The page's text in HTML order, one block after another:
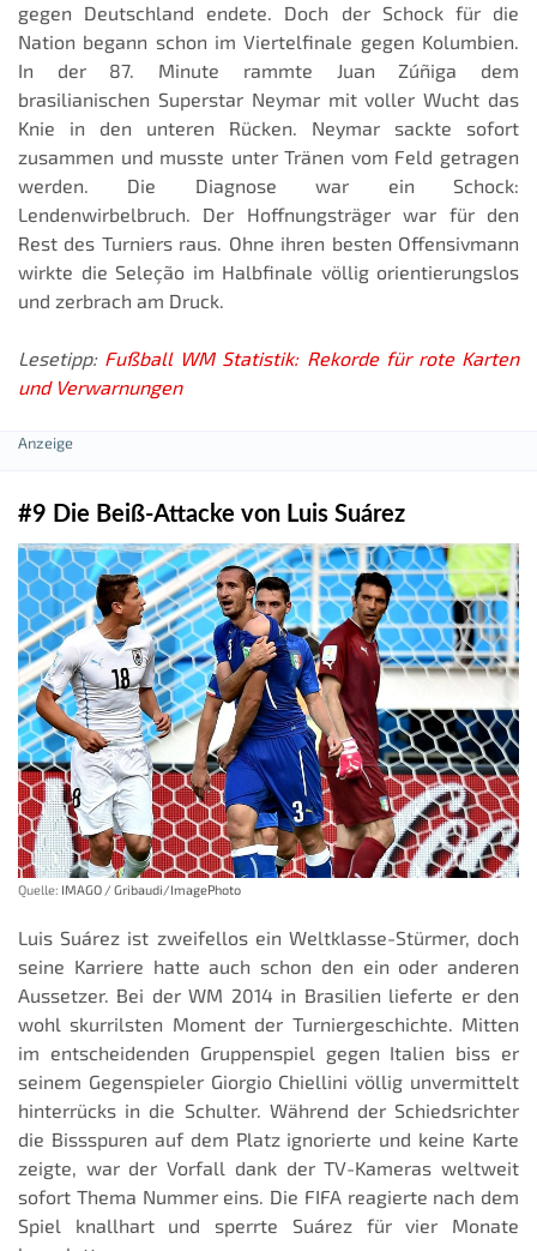
gegen Deutschland endete. Doch der Schock für die
Nation begann schon im Viertelfinale gegen Kolumbien.
In der 87. Minute rammte Juan Zúñiga dem
brasilianischen Superstar Neymar mit voller Wucht das
Knie in den unteren Rücken. Neymar sackte sofort
zusammen und musste unter Tränen vom Feld getragen
werden. Die Diagnose war ein Schock:
Lendenwirbelbruch. Der Hoffnungsträger war für den
Rest des Turniers raus. Ohne ihren besten Offensivmann
wirkte die Seleção im Halbfinale völlig orientierungslos
und zerbrach am Druck.
Lesetipp: Fußball WM Statistik: Rekorde für rote Karten
und Verwarnungen
#9 Die Beiß-Attacke von Luis Suárez
Quelle: IMAGO / Gribaudi/ImagePhoto
Luis Suárez ist zweifellos ein Weltklasse-Stürmer, doch
seine Karriere hatte auch schon den ein oder anderen
Aussetzer. Bei der WM 2014 in Brasilien lieferte er den
wohl skurrilsten Moment der Turniergeschichte. Mitten
im entscheidenden Gruppenspiel gegen Italien biss er
seinem Gegenspieler Giorgio Chiellini völlig unvermittelt
hinterrücks in die Schulter. Während der Schiedsrichter
die Bissspuren auf dem Platz ignorierte und keine Karte
zeigte, war der Vorfall dank der TV-Kameras weltweit
sofort Thema Nummer eins. Die FIFA reagierte nach dem
Spiel knallhart und sperrte Suárez für vier Monate